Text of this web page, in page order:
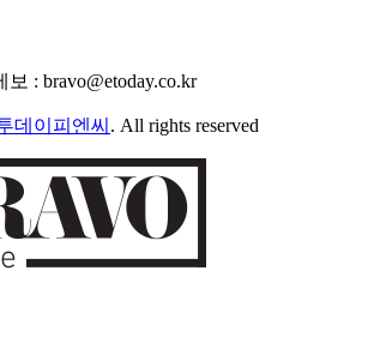
: bravo@etoday.co.kr
데이피엔씨 . All rights reserved